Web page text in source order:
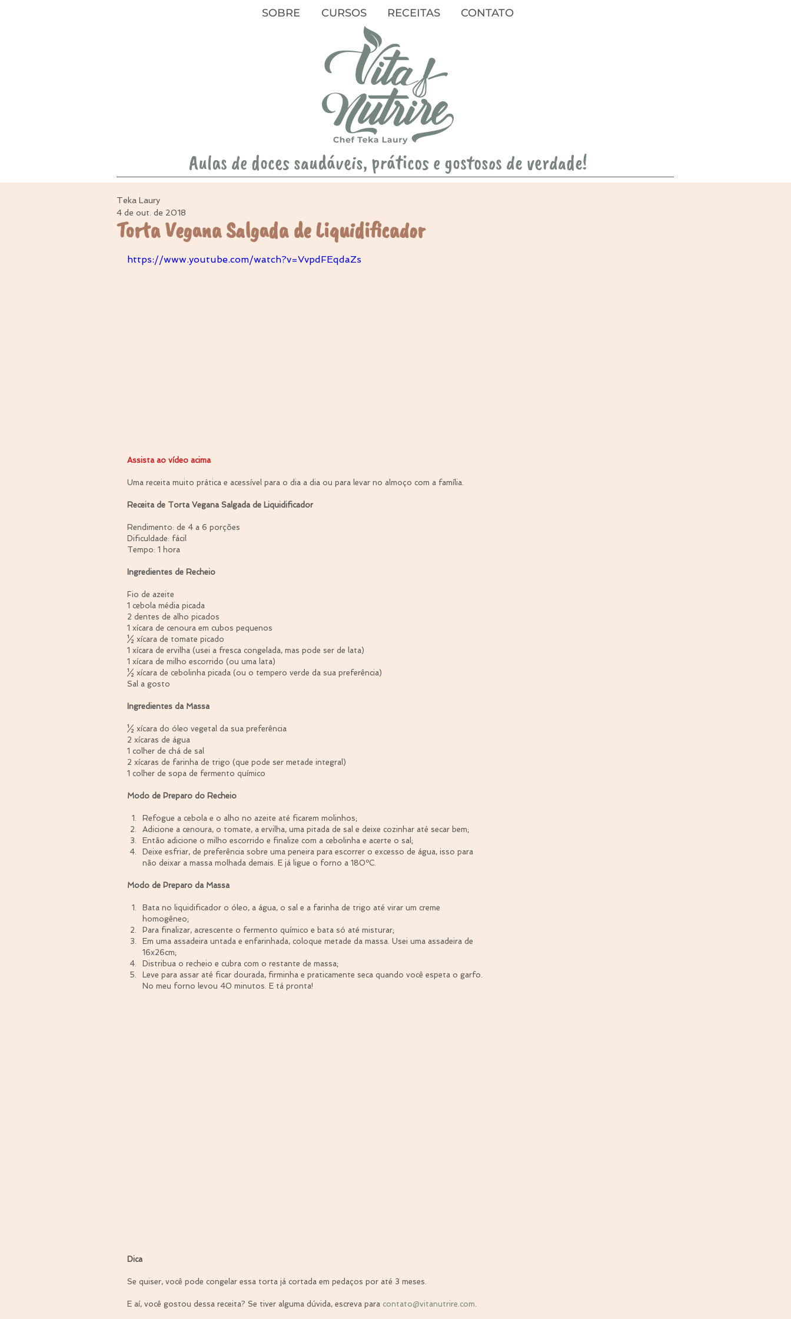
SOBRE CURSOS RECEITAS CONTATO
Aulas de doces saudáveis, práticos e gostosos de verdade!
Torta Vegana Salgada de Liquidificador
Teka Laury
4 de out. de 2018
https://www.youtube.com/watch?v=VvpdFEqdaZs
Assista ao vídeo acima
Uma receita muito prática e acessível para o dia a dia ou para levar no almoço com a família.
Receita de Torta Vegana Salgada de Liquidificador
Rendimento: de 4 a 6 porções
Dificuldade: fácil
Tempo: 1 hora
Ingredientes de Recheio
Fio de azeite
1 cebola média picada
2 dentes de alho picados
1 xícara de cenoura em cubos pequenos
½ xícara de tomate picado
1 xícara de ervilha (usei a fresca congelada, mas pode ser de lata)
1 xícara de milho escorrido (ou uma lata)
½ xícara de cebolinha picada (ou o tempero verde da sua preferência)
Sal a gosto
Ingredientes da Massa
½ xícara do óleo vegetal da sua preferência
2 xícaras de água
1 colher de chá de sal
2 xícaras de farinha de trigo (que pode ser metade integral)
1 colher de sopa de fermento químico
Modo de Preparo do Recheio
Refogue a cebola e o alho no azeite até ficarem molinhos;
Adicione a cenoura, o tomate, a ervilha, uma pitada de sal e deixe cozinhar até secar bem;
Então adicione o milho escorrido e finalize com a cebolinha e acerte o sal;
Deixe esfriar, de preferência sobre uma peneira para escorrer o excesso de água, isso para
não deixar a massa molhada demais. E já ligue o forno a 180ºC.
Modo de Preparo da Massa
Bata no liquidificador o óleo, a água, o sal e a farinha de trigo até virar um creme
homogêneo;
Para finalizar, acrescente o fermento químico e bata só até misturar;
Em uma assadeira untada e enfarinhada, coloque metade da massa. Usei uma assadeira de
16x26cm;
Distribua o recheio e cubra com o restante de massa;
Leve para assar até ficar dourada, firminha e praticamente seca quando você espeta o garfo.
No meu forno levou 40 minutos. E tá pronta!
Dica
Se quiser, você pode congelar essa torta já cortada em pedaços por até 3 meses.
E aí, você gostou dessa receita? Se tiver alguma dúvida, escreva para contato@vitanutrire.com